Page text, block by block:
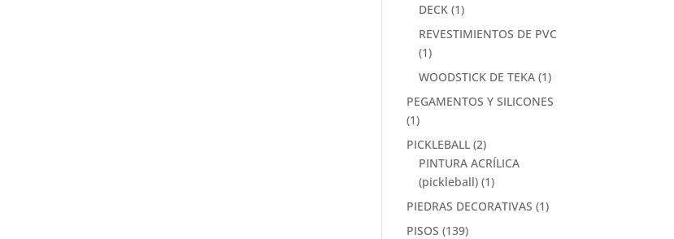
DECK (1)
REVESTIMIENTOS DE PVC
(1)
WOODSTICK DE TEKA (1)
PEGAMENTOS Y SILICONES
(1)
PICKLEBALL (2)
PINTURA ACRÍLICA
(pickleball) (1)
PIEDRAS DECORATIVAS (1)
PISOS (139)